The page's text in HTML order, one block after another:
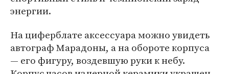
энергии.
На циферблате аксессуара можно увидеть
автограф Марадоны, а на обороте корпуса
— его фигуру, воздевшую руки к небу.